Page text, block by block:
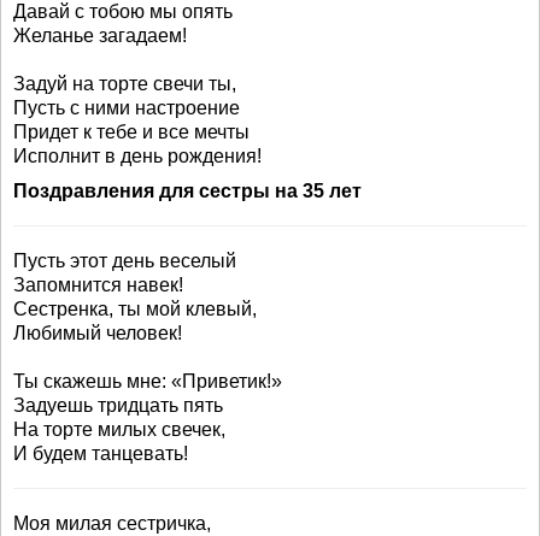
Давай с тобою мы опять
Желанье загадаем!
Задуй на торте свечи ты,
Пусть с ними настроение
Придет к тебе и все мечты
Исполнит в день рождения!
Поздравления для сестры на 35 лет
Пусть этот день веселый
Запомнится навек!
Сестренка, ты мой клевый,
Любимый человек!
Ты скажешь мне: «Приветик!»
Задуешь тридцать пять
На торте милых свечек,
И будем танцевать!
Моя милая сестричка,